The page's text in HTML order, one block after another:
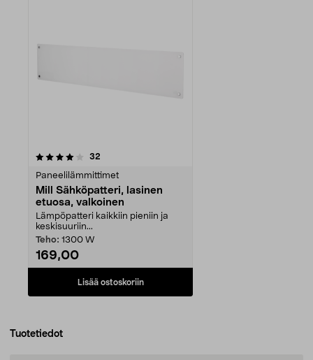
32
Paneelilämmittimet
Mill Sähköpatteri, lasinen
etuosa, valkoinen
Lämpöpatteri kaikkiin pieniin ja
keskisuuriin...
Teho: 1300 W
169,00
Lisää ostoskoriin
Tuotetiedot